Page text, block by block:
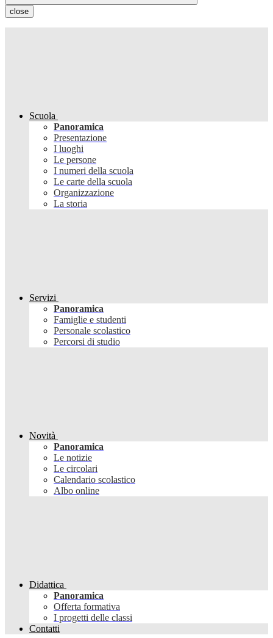
close
Scuola
Panoramica
Presentazione
I luoghi
Le persone
I numeri della scuola
Le carte della scuola
Organizzazione
La storia
Servizi
Panoramica
Famiglie e studenti
Personale scolastico
Percorsi di studio
Novità
Panoramica
Le notizie
Le circolari
Calendario scolastico
Albo online
Didattica
Panoramica
Offerta formativa
I progetti delle classi
Contatti